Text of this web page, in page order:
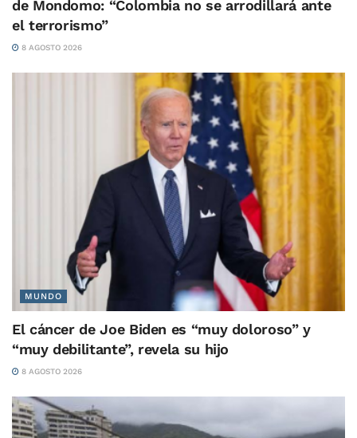
de Mondomo: “Colombia no se arrodillará ante
el terrorismo”
8 AGOSTO 2026
MUNDO
El cáncer de Joe Biden es “muy doloroso” y
“muy debilitante”, revela su hijo
8 AGOSTO 2026